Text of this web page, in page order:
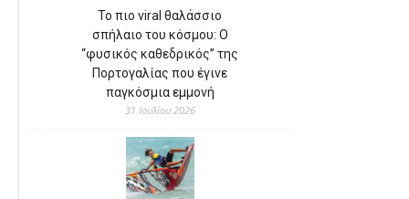
Το πιο viral θαλάσσιο
σπήλαιο του κόσμου: Ο
“φυσικός καθεδρικός” της
Πορτογαλίας που έγινε
παγκόσμια εμμονή
31 Ιουλίου 2026